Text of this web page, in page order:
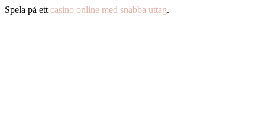
Spela på ett casino online med snabba uttag.